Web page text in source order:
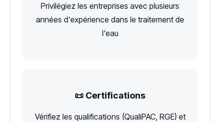
Privilégiez les entreprises avec plusieurs
années d'expérience dans le traitement de
l'eau
📜 Certifications
Vérifiez les qualifications (QualiPAC, RGE) et